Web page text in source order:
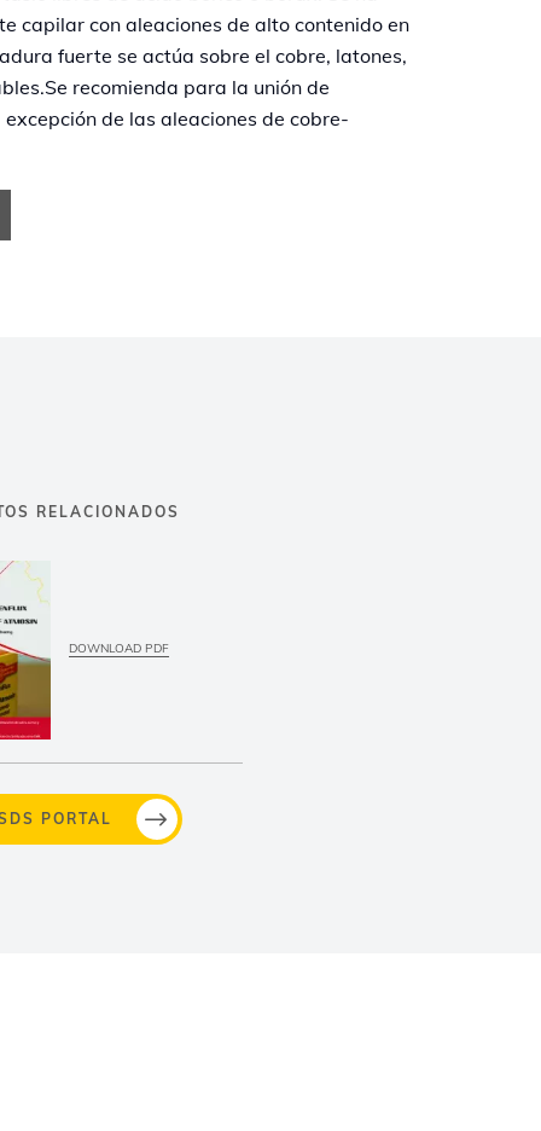
capilar con aleaciones de alto contenido en
fuerte se actúa sobre el cobre, latones,
recomienda para la unión de
de las aleaciones de cobre-
RELACIONADOS
DOWNLOAD PDF
PORTAL